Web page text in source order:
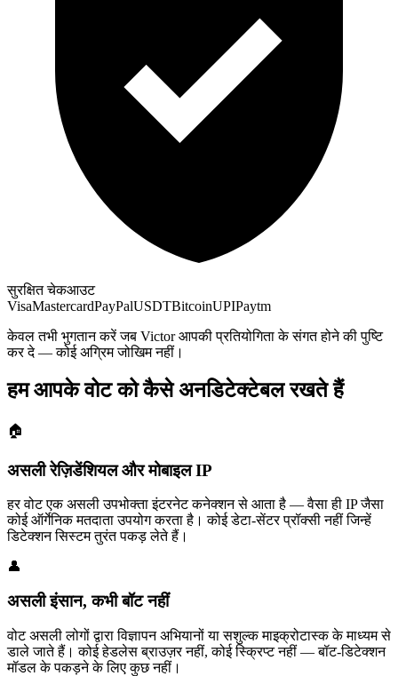
सुरक्षित चेकआउट
VisaMastercardPayPalUSDTBitcoinUPIPaytm
केवल तभी भुगतान करें जब Victor आपकी प्रतियोगिता के संगत होने की पुष्टि
कर दे — कोई अग्रिम जोखिम नहीं।
हम आपके वोट को कैसे अनडिटेक्टेबल रखते हैं
🏠
असली रेज़िडेंशियल और मोबाइल IP
हर वोट एक असली उपभोक्ता इंटरनेट कनेक्शन से आता है — वैसा ही IP जैसा
कोई ऑर्गेनिक मतदाता उपयोग करता है। कोई डेटा-सेंटर प्रॉक्सी नहीं जिन्हें
डिटेक्शन सिस्टम तुरंत पकड़ लेते हैं।
👤
असली इंसान, कभी बॉट नहीं
वोट असली लोगों द्वारा विज्ञापन अभियानों या सशुल्क माइक्रोटास्क के माध्यम से
डाले जाते हैं। कोई हेडलेस ब्राउज़र नहीं, कोई स्क्रिप्ट नहीं — बॉट-डिटेक्शन
मॉडल के पकड़ने के लिए कुछ नहीं।